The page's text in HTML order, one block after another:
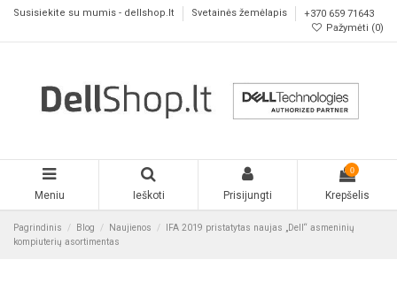
Susisiekite su mumis - dellshop.lt Svetainės žemėlapis
+370 659 71643
Pažymėti (0)
Meniu Ieškoti Prisijungti
0
Krepšelis
Pagrindinis Blog Naujienos
IFA 2019 pristatytas naujas „Dell“ asmeninių
kompiuterių asortimentas